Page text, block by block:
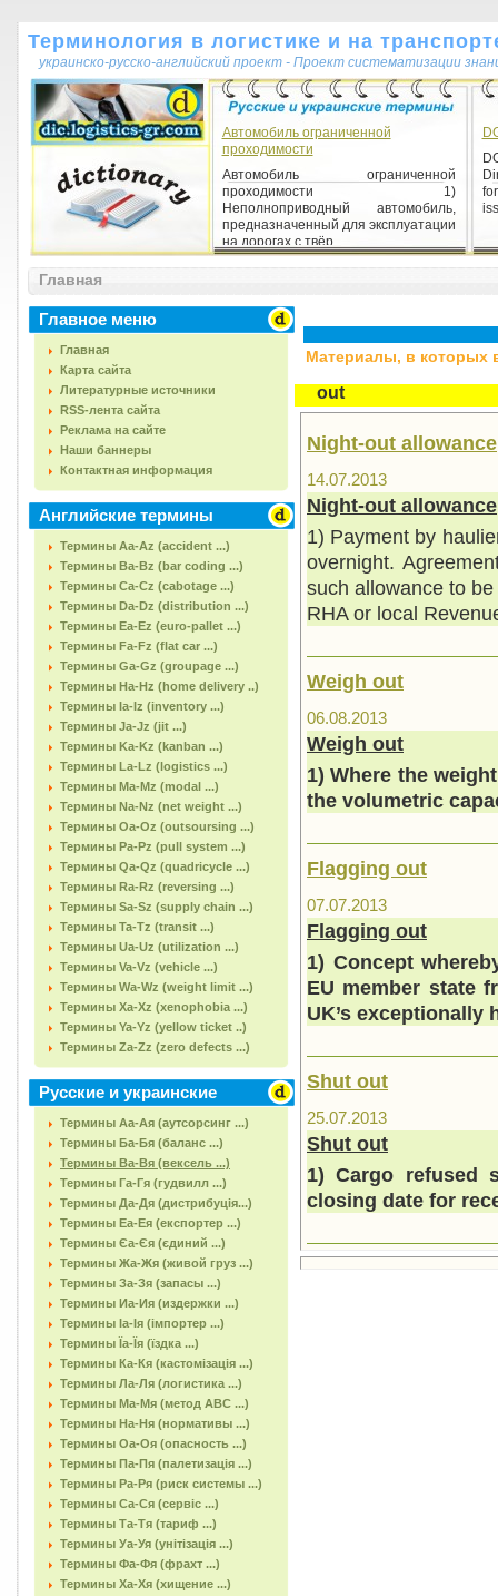
Терминология в логистике и на
украинско-русско-английский проект - Проект систематизации
Автомобиль ограниченной
проходимости
Автомобиль ограниченной
проходимости 1)
Неполноприводный автомобиль,
предназначенный для эксплуатации
на дорогах с твёр...
Главная
Главное меню
Главная
Карта сайта
Литературные источники
RSS-лента сайта
Реклама на сайте
Наши баннеры
Контактная информация
Английские термины
Термины Aa-Az (accident ...)
Термины Ba-Bz (bar coding ...)
Термины Ca-Cz (cabotage ...)
Термины Da-Dz (distribution ...)
Термины Ea-Ez (euro-pallet ...)
Термины Fa-Fz (flat car ...)
Термины Ga-Gz (groupage ...)
Термины Ha-Hz (home delivery ..)
Термины Ia-Iz (inventory ...)
Термины Ja-Jz (jit ...)
Термины Ka-Kz (kanban ...)
Термины La-Lz (logistics ...)
Термины Ma-Mz (modal ...)
Термины Na-Nz (net weight ...)
Термины Oa-Oz (outsoursing ...)
Термины Pa-Pz (pull system ...)
Термины Qa-Qz (quadricycle ...)
Термины Ra-Rz (reversing ...)
Термины Sa-Sz (supply chain ...)
Термины Ta-Tz (transit ...)
Термины Ua-Uz (utilization ...)
Термины Va-Vz (vehicle ...)
Термины Wa-Wz (weight limit ...)
Термины Xa-Xz (xenophobia ...)
Термины Ya-Yz (yellow ticket ..)
Термины Za-Zz (zero defects ...)
Русские и украинские
Термины Аа-Ая (аутсорсинг ...)
Термины Ба-Бя (баланс ...)
Термины Ва-Вя (вексель ...)
Термины Га-Гя (гудвилл ...)
Термины Да-Дя (дистрибуція...)
Термины Еа-Ея (експортер ...)
Термины Єа-Єя (єдиний ...)
Термины Жа-Жя (живой груз ...)
Термины За-Зя (запасы ...)
Термины Иа-Ия (издержки ...)
Термины Іа-Ія (імпортер ...)
Термины Їа-Їя (їздка ...)
Термины Ка-Кя (кастомізація ...)
Термины Ла-Ля (логистика ...)
Термины Ма-Мя (метод АВС ...)
Термины На-Ня (нормативы ...)
Термины Оа-Оя (опасность ...)
Термины Па-Пя (палетизація ...)
Термины Ра-Ря (риск системы ...)
Термины Са-Ся (сервіс ...)
Термины Та-Тя (тариф ...)
Термины Уа-Уя (унітізація ...)
Термины Фа-Фя (фрахт ...)
Термины Ха-Хя (хищение ...)
Материалы, в которых
out
Night-out allowance
14.07.2013
Night-out allowance
1) Payment by
overnight.
such allowance to
RHA or local
Weigh out
06.08.2013
Weigh out
1) Where the
the volumetric
Flagging out
07.07.2013
Flagging out
1) Concept
EU member state
UK’s exceptionally
Shut out
25.07.2013
Shut out
1) Cargo refused
closing date for